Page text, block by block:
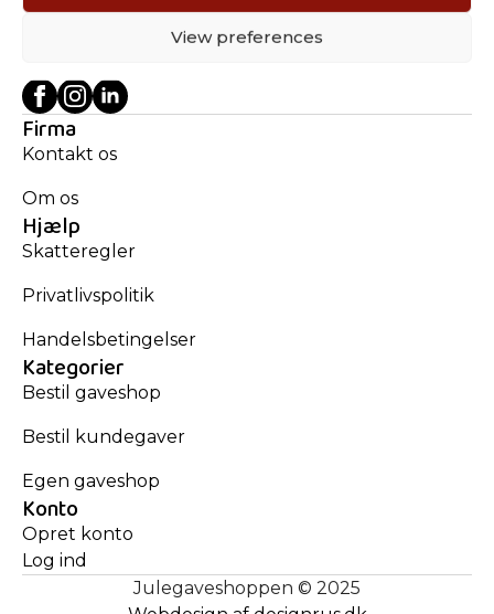
View preferences
JulegaveShoppen
Firma
Kontakt os
Om os
Hjælp
Skatteregler
Privatlivspolitik
Handelsbetingelser
Kategorier
Bestil gaveshop
Bestil kundegaver
Egen gaveshop
Konto
Opret konto
Log ind
Julegaveshoppen © 2025